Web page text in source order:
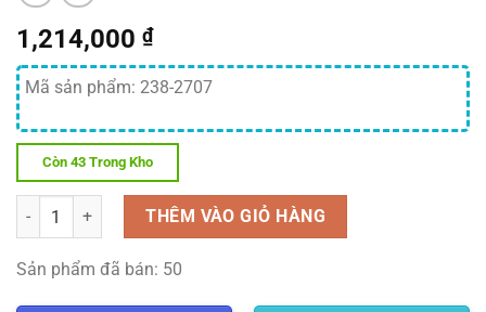
1,214,000 ₫
Mã sản phẩm: 238-2707
Còn 43 Trong Kho
Số lượng THÊM VÀO GIỎ HÀNG
Sản phẩm đã bán: 50